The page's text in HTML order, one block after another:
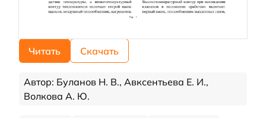
Читать Скачать
Автор: Буланов Н. В., Авксентьева Е. И.,
Волкова А. Ю.